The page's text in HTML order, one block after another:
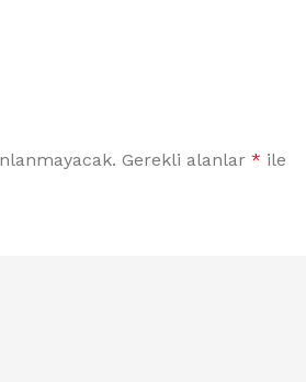
Gerekli alanlar * ile